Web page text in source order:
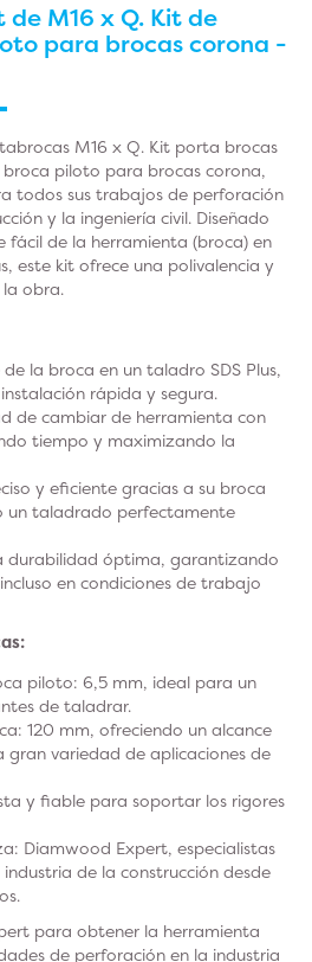
de M16 x Q. Kit de
para brocas corona -
M16 x Q. Kit porta brocas
broca piloto para brocas corona,
todos sus trabajos de perforación
y la ingeniería civil. Diseñado
de la herramienta (broca) en
este kit ofrece una polivalencia y
obra.
la broca en un taladro SDS Plus,
rápida y segura.
de cambiar de herramienta con
tiempo y maximizando la
y eficiente gracias a su broca
un taladrado perfectamente
durabilidad óptima, garantizando
en condiciones de trabajo
piloto: 6,5 mm, ideal para un
de taladrar.
120 mm, ofreciendo un alcance
gran variedad de aplicaciones de
y fiable para soportar los rigores
Diamwood Expert, especialistas
de la construcción desde
para obtener la herramienta
de perforación en la industria